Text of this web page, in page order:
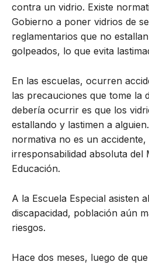
contra un vidrio. Existe
Gobierno a poner vidrios de
reglamentarios que no
golpeados, lo que evita
En las escuelas, ocurren
las precauciones que tome la
debería ocurrir es que los
estallando y lastimen a
normativa no es un accidente,
irresponsabilidad absoluta del
Educación.
A la Escuela Especial asisten
discapacidad, población aún
riesgos.
Hace dos meses, luego de